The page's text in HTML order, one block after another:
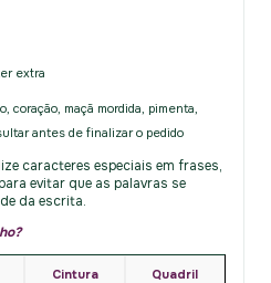
extra
coração, maçã mordida, pimenta,
antes de finalizar o pedido
caracteres especiais em frases,
evitar que as palavras se
da escrita.
Cintura Quadril